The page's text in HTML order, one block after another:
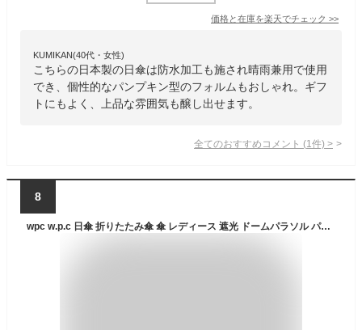
価格と在庫を楽天でチェック >>
KUMIKAN(40代・女性)
こちらの日本製の日傘は防水加工も施され晴雨兼用で使用
でき、個性的なパンプキン型のフォルムもおしゃれ。ギフ
トにもよく、上品な雰囲気も醸し出せます。
全てのおすすめコメント (1 件) >
8
wpc w.p.c 日傘 折りたたみ傘 傘 レディース 遮光 ドームパラソル パール ミニ 完全遮光 雨傘 晴雨兼用 軽量 丈夫 撥水 uvカット おしゃれ かわいい ブランド 紫外線対策 黒 白 ブラック ホワイト ベージュ ピンク DOME PARASOL PEARL mini 801-15924-102